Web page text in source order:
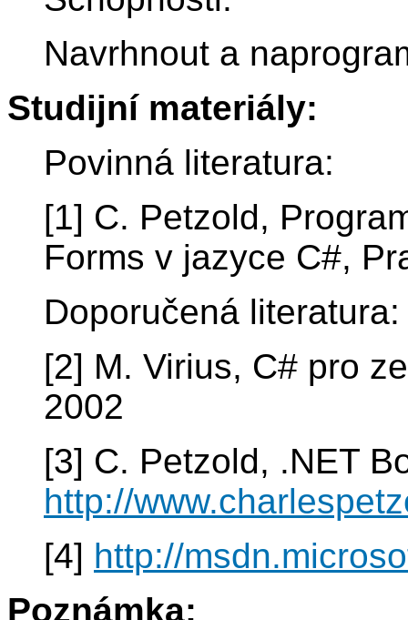
Navrhnout a
Studijní materiály:
Povinná literatura:
[1] C. Petzold,
Forms v jazyce C#,
Doporučená literatura:
[2] M. Virius, C# pro
2002
[3] C. Petzold, .NET
http://
[4] http://
Poznámka: